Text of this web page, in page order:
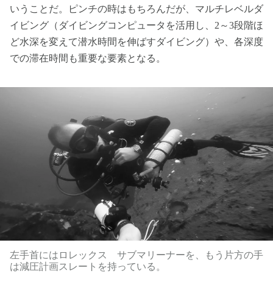
いうことだ。ピンチの時はもちろんだが、マルチレベルダ
イビング（ダイビングコンピュータを活用し、2～3段階ほ
ど水深を変えて潜水時間を伸ばすダイビング）や、各深度
での滞在時間も重要な要素となる。
左手首にはロレックス サブマリーナーを、もう片方の手
は減圧計画スレートを持っている。